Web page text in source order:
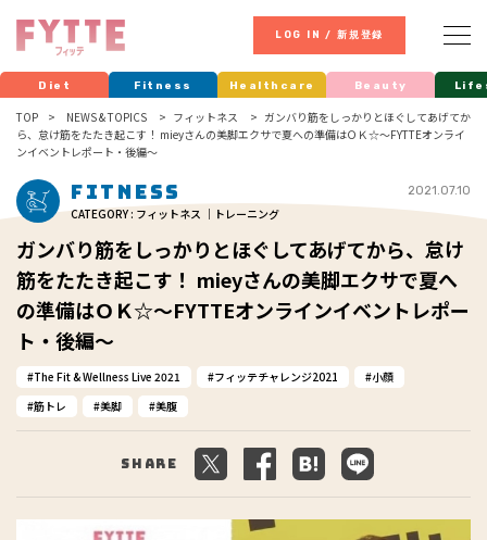
LOG IN / 新規登録
Diet Fitness Healthcare Beauty
TOP NEWS & TOPICS フィットネス
ガンバり筋をしっかりとほぐしてあげてか
ら、怠け筋をたたき起こす！ mieyさんの美脚エクサで夏への準備はＯＫ☆～FYTTEオンライ
ンイベントレポート・後編～
Fitness
CATEGORY : フィットネス ｜トレーニング
2021.07.10
ガンバり筋をしっかりとほぐしてあげてから、怠け
筋をたたき起こす！ mieyさんの美脚エクサで夏へ
の準備はＯＫ☆～FYTTEオンラインイベントレポー
ト・後編～
The Fit & Wellness Live 2021 フィッテチャレンジ2021
小顔
筋トレ
美脚 美腹
Share